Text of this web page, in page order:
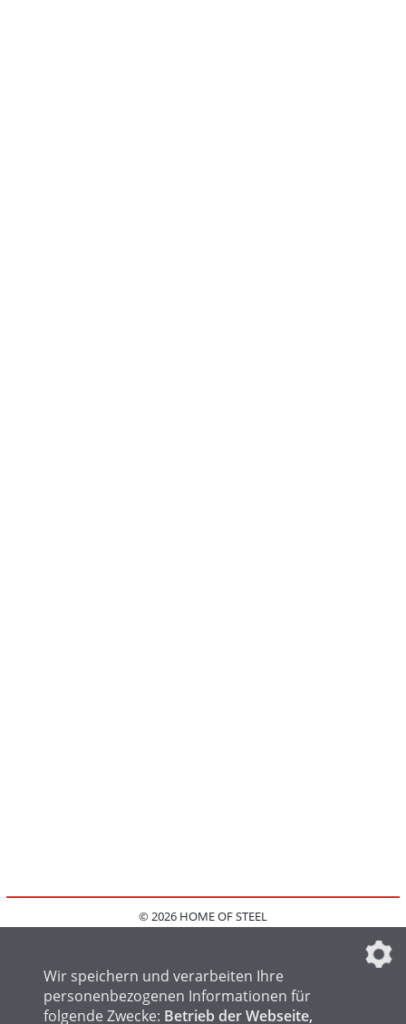
© 2026 HOME OF STEEL
IMPRESSUM
FAQ
DATENSCHUTZEINSTELLUNGEN
Wir speichern und verarbeiten Ihre
personenbezogenen Informationen für
folgende Zwecke: Betrieb der Webseite,